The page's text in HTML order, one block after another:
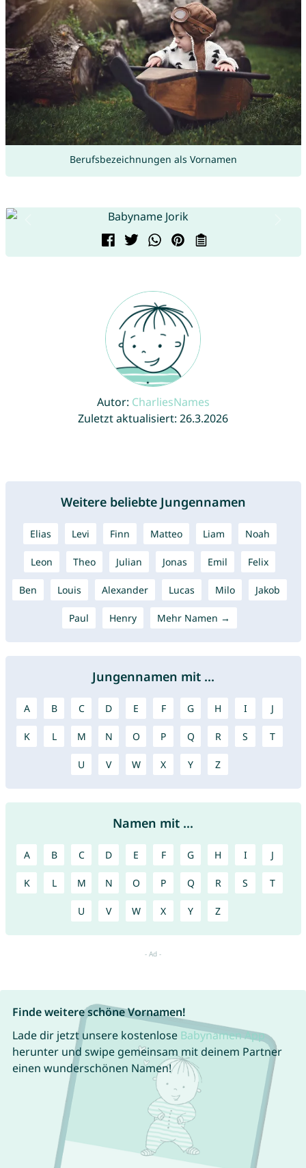
Berufsbezeichnungen als Vornamen
Autor: CharliesNames
Zuletzt aktualisiert: 26.3.2026
Weitere beliebte Jungennamen
Elias Levi Finn Matteo Liam Noah
Leon Theo Julian Jonas Emil Felix
Ben Louis Alexander Lucas Milo Jakob
Paul Henry Mehr Namen →
Jungennamen mit ...
A B C D E F G H I J
K L M N O P Q R S T
U V W X Y Z
Namen mit ...
A B C D E F G H I J
K L M N O P Q R S T
U V W X Y Z
Finde weitere schöne Vornamen!
Lade dir jetzt unsere kostenlose Babynamen App
herunter und swipe gemeinsam mit deinem Partner
einen wunderschönen Namen!